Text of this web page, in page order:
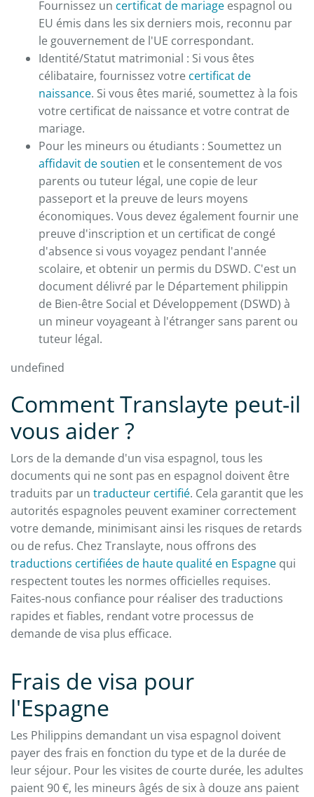
Fournissez un certificat de mariage espagnol ou
EU émis dans les six derniers mois, reconnu par
le gouvernement de l'UE correspondant.
Identité/Statut matrimonial : Si vous êtes
célibataire, fournissez votre certificat de
naissance. Si vous êtes marié, soumettez à la fois
votre certificat de naissance et votre contrat de
mariage.
Pour les mineurs ou étudiants : Soumettez un
affidavit de soutien et le consentement de vos
parents ou tuteur légal, une copie de leur
passeport et la preuve de leurs moyens
économiques. Vous devez également fournir une
preuve d'inscription et un certificat de congé
d'absence si vous voyagez pendant l'année
scolaire, et obtenir un permis du DSWD. C'est un
document délivré par le Département philippin
de Bien-être Social et Développement (DSWD) à
un mineur voyageant à l'étranger sans parent ou
tuteur légal.
undefined
Comment Translayte peut-il
vous aider ?
Lors de la demande d'un visa espagnol, tous les
documents qui ne sont pas en espagnol doivent être
traduits par un traducteur certifié. Cela garantit que les
autorités espagnoles peuvent examiner correctement
votre demande, minimisant ainsi les risques de retards
ou de refus. Chez Translayte, nous offrons des
traductions certifiées de haute qualité en Espagne qui
respectent toutes les normes officielles requises.
Faites-nous confiance pour réaliser des traductions
rapides et fiables, rendant votre processus de
demande de visa plus efficace.
Frais de visa pour
l'Espagne
Les Philippins demandant un visa espagnol doivent
payer des frais en fonction du type et de la durée de
leur séjour. Pour les visites de courte durée, les adultes
paient 90 €, les mineurs âgés de six à douze ans paient